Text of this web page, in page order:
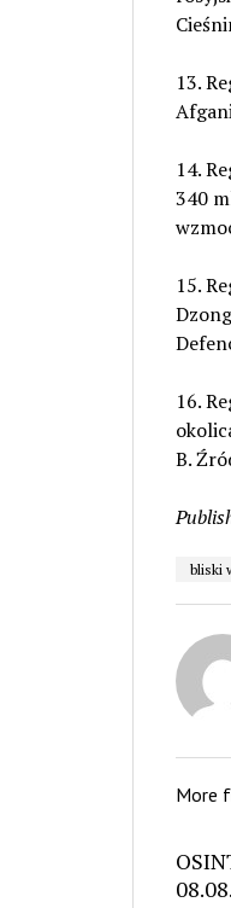
13.
14.
340
15.
16.
B.
bliski
More